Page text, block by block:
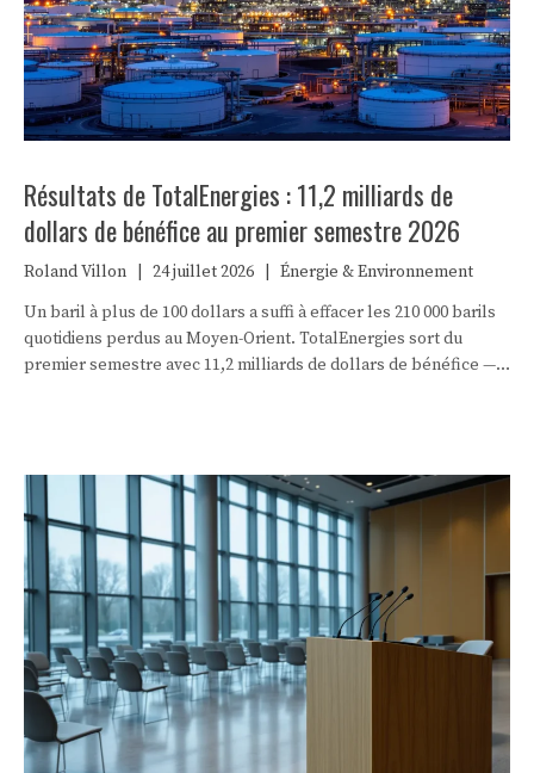
Résultats de TotalEnergies : 11,2 milliards de
dollars de bénéfice au premier semestre 2026
Roland Villon 24 juillet 2026
Énergie & Environnement
Un baril à plus de 100 dollars a suffi à effacer les 210 000 barils
quotidiens perdus au Moyen-Orient. TotalEnergies sort du
premier semestre avec 11,2 milliards de dollars de bénéfice —